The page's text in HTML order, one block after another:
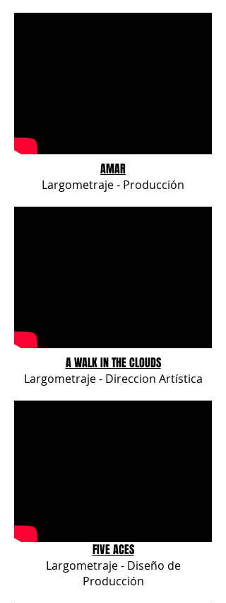
AMAR
Largometraje - Producción
A WALK IN THE CLOUDS
Largometraje - Direccion Artística
FIVE ACES
Largometraje - Diseño de
Producción